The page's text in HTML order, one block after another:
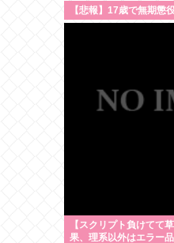
【悲報】17歳で無期懲
【スクリプト負けてて
果、理系以外はエラー